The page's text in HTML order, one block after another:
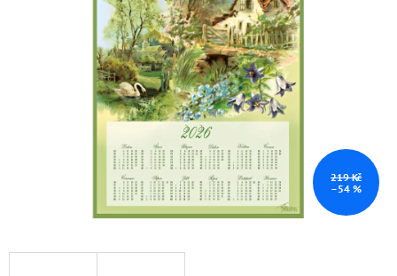
219 Kč
–54 %